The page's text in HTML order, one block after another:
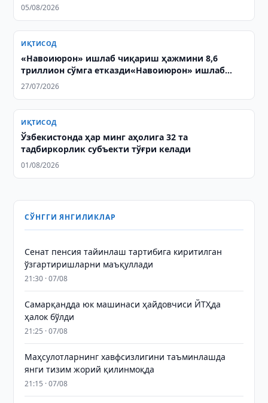
05/08/2026
ИҚТИСОД
«Навоиюрон» ишлаб чиқариш ҳажмини 8,6
триллион сўмга етказди«Навоиюрон» ишлаб
чиқариш ҳажмини 8,6 триллион сўмга етказди
27/07/2026
ИҚТИСОД
Ўзбекистонда ҳар минг аҳолига 32 та
тадбиркорлик субъекти тўғри келади
01/08/2026
СЎНГГИ ЯНГИЛИКЛАР
Сенат пенсия тайинлаш тартибига киритилган
ўзгартиришларни маъқуллади
21:30 · 07/08
Самарқандда юк машинаси ҳайдовчиси ЙТҲда
ҳалок бўлди
21:25 · 07/08
Маҳсулотларнинг хавфсизлигини таъминлашда
янги тизим жорий қилинмоқда
21:15 · 07/08